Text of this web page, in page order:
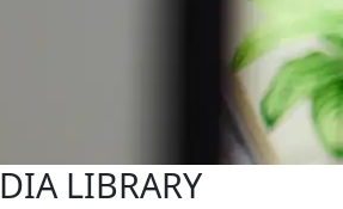
LIBRARY